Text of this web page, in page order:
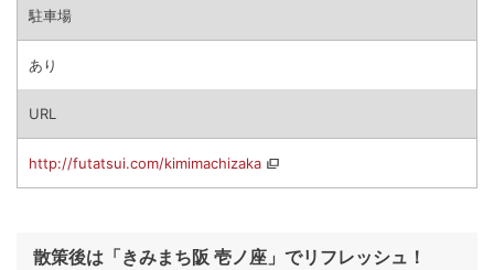
駐車場
あり
URL
http://futatsui.com/kimimachizaka
散策後は「きみまち阪 壱ノ座」でリフレッシュ！